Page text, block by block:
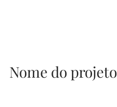
Nome do projeto